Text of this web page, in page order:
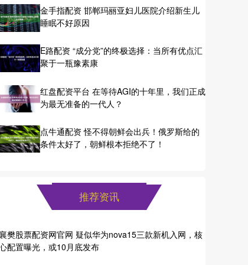
金手指配资 邯郸玛丽亚妇儿医院介绍新生儿
睡眠不好原因
E路配资 “成分党”的终极选择：当所有优点汇
聚于一瓶豫素康
红盘配资平台 在等待AGI的十年里，我们正成
为最无准备的一代人？
点牛通配资 怪不得朝鲜会出兵！俄罗斯给的
条件太好了，朝鲜根本拒绝不了！
推荐资讯
樊股票配资网官网 疑似华为nova15三款新机入网，核
配置曝光，或10月底发布